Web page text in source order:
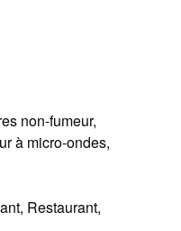
non-fumeur,
à micro-ondes,
Restaurant,